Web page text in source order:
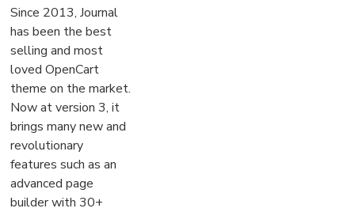
Since 2013, Journal
has been the best
selling and most
loved OpenCart
theme on the market.
Now at version 3, it
brings many new and
revolutionary
features such as an
advanced page
builder with 30+